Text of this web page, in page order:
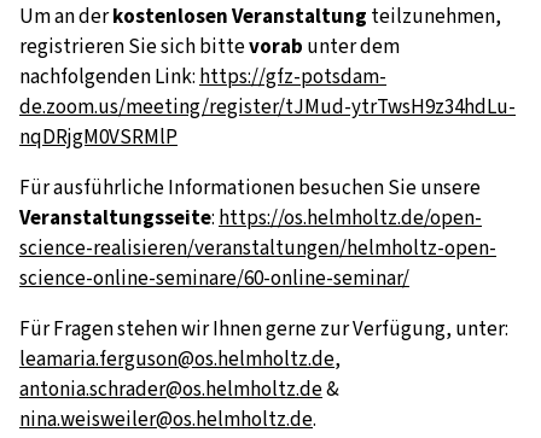
Um an derkostenlosen Veranstaltung teilzunehmen,
registrieren Sie sich bittevorab unter dem
nachfolgenden Link: https://gfz-potsdam-
de.zoom.us/meeting/register/tJMud-ytrTwsH9z34hdLu-
nqDRjgM0VSRMlP
Für ausführliche Informationen besuchen Sie unsere
Veranstaltungsseite: https://os.helmholtz.de/open-
science-realisieren/veranstaltungen/helmholtz-open-
science-online-seminare/60-online-seminar/
Für Fragen stehen wir Ihnen gerne zur Verfügung, unter:
leamaria.ferguson@os.helmholtz.de,
antonia.schrader@os.helmholtz.de&
nina.weisweiler@os.helmholtz.de.